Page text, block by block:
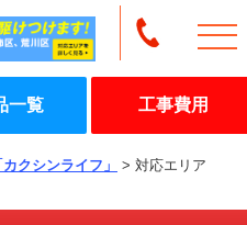
一覧 工事費用
クシンライフ」 > 対応エリア